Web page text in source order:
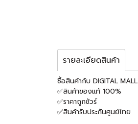
รายละเอียดสินค้า
ซื้อสินค้ากับ DIGITAL MALL
✅สินค้าของแท้ 100%
✅ราคาถูกชัวร์
✅สินค้ารับประกันศูนย์ไทย